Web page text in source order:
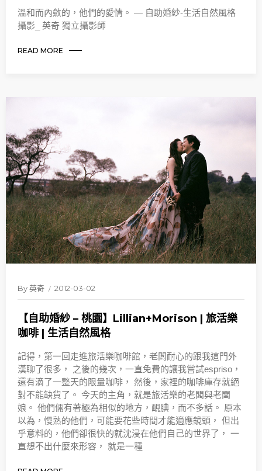
溫和而內斂的，他們的愛情。 — 自助婚紗-生活自然風格
攝影_ 英奇 獨立攝影師
READ MORE
By英奇 2012-03-02
【自助婚紗 – 桃園】Lillian+Morison | 旅活樂
咖啡 | 生活自然風格
記得，第一回走進旅活樂咖啡館，老闆耐心的跟我這門外
漢聊了很多， 之後的幾次，一直免費的讓我嘗試espriso，
還有滴了一整天的限量咖啡， 然後，家裡的咖啡庫存就絕
對不能缺貨了。 今天的主角，就是旅活樂的老闆與老闆
娘。 他們倆有著極為相似的地方，靦腆，而不多話。 原本
以為，慢熟的他們，可能要花些時間才能適應鏡頭， 但出
乎意料的，他們卻很快的就沈浸在他們自己的世界了， 一
直想不出什麼來形容， 就是一種